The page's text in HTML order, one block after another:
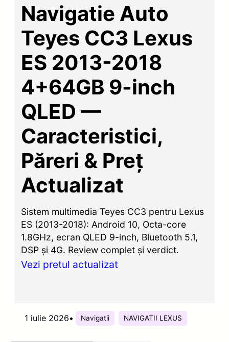
Navigatie Auto
Teyes CC3 Lexus
ES 2013-2018
4+64GB 9-inch
QLED —
Caracteristici,
Păreri & Preț
Actualizat
Sistem multimedia Teyes CC3 pentru Lexus
ES (2013-2018): Android 10, Octa-core
1.8GHz, ecran QLED 9-inch, Bluetooth 5.1,
DSP și 4G. Review complet și verdict.
Vezi pretul actualizat
1 iulie 2026• Navigatii NAVIGATII LEXUS